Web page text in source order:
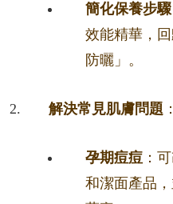
簡化保養步驟
效能精華，
防曬」。
解決常見肌膚問題 ：
孕期痘痘 ：
和潔面產品